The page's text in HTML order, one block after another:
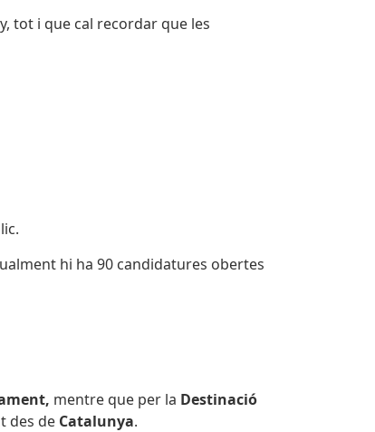
tot i que cal recordar que les
hi ha 90 candidatures obertes
mentre que per la Destinació
des de Catalunya.